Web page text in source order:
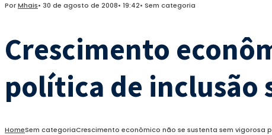
PorMhais• 30 de agosto de 2008• 19:42• Sem categoria
Crescimento
política de inclusão
HomeSem categoriaCrescimento econômico não se sustenta sem vigorosa